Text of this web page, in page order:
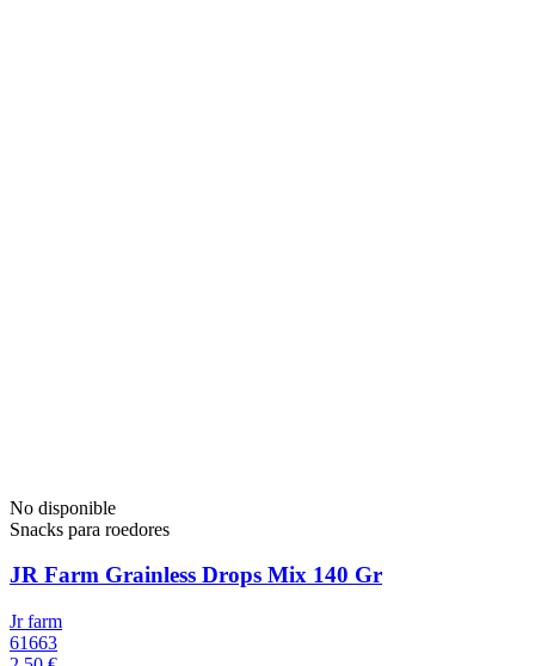
No disponible
Snacks para roedores
JR Farm Grainless Drops Mix 140 Gr
Jr farm
61663